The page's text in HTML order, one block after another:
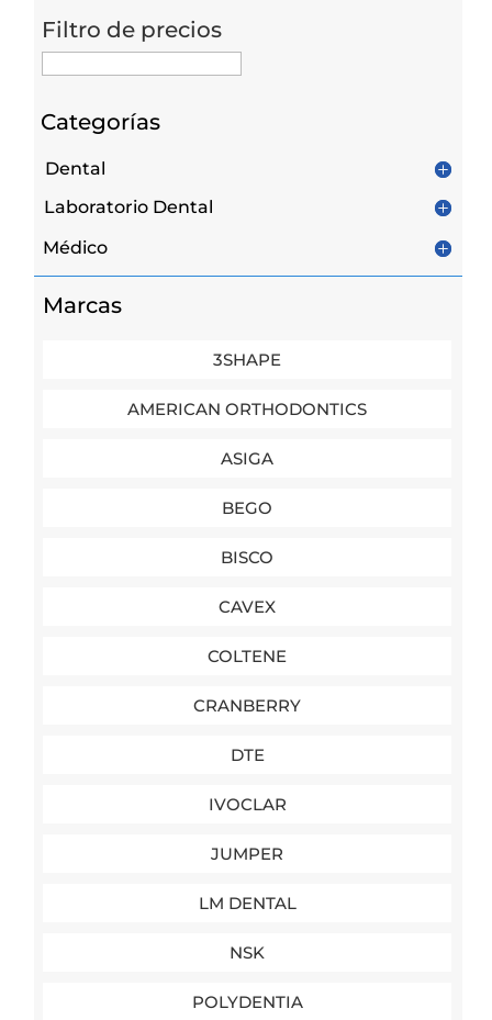
Filtro de precios
Categorías
Dental
Laboratorio Dental
Médico
Marcas
3SHAPE
AMERICAN ORTHODONTICS
ASIGA
BEGO
BISCO
CAVEX
COLTENE
CRANBERRY
DTE
IVOCLAR
JUMPER
LM DENTAL
NSK
POLYDENTIA